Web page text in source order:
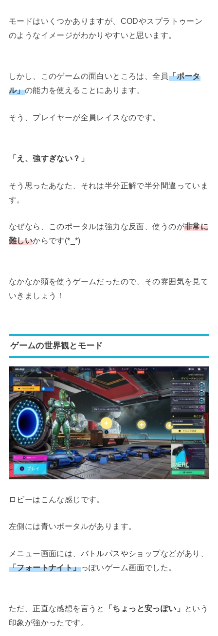
モードはいくつかありますが、CODやスプラトゥーン
のようなイメージがわかりやすいと思います。
しかし、このゲームの面白いところは、全員「ポータ
ル」の能力を使えることにあります。
そう、プレイヤーが全員レイスなのです。
「え、強すぎない？」
そう思ったあなた、それは半分正解で半分間違っていま
す。
なぜなら、このポータルは強力な反面、使うのが非常に
難しいからです(*_*)
なかなか頭を使うゲームだったので、その雰囲気を見て
いきましょう！
ゲームの世界観とモード
ロビーはこんな感じです。
左側には青いポータルがあります。
メニュー画面には、バトルパスやショップなどがあり、
「フォートナイト」っぽいゲーム画面でした。
ただ、正直な感想を言うと 「ちょっと安っぽい」
という
印象が強かったです。